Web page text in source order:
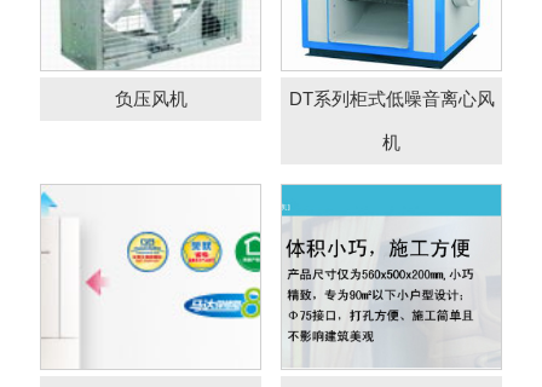
负压风机 DT系列柜式低噪音离心风
机
壁挂式全热交换器 松下小型全热交换器
松下一般型全热交换
松下薄型全热交换器